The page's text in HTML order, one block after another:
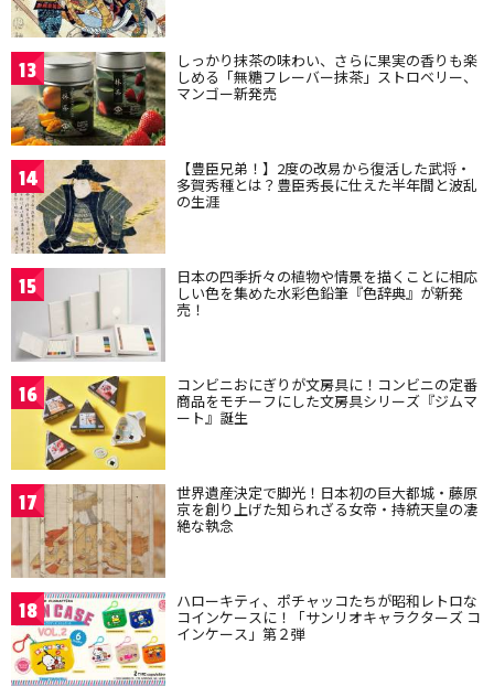
13 しっかり抹茶の味わい、さらに果実の香りも楽
しめる「無糖フレーバー抹茶」ストロベリー、
マンゴー新発売
14 【豊臣兄弟！】2度の改易から復活した武将・
多賀秀種とは？豊臣秀長に仕えた半年間と波乱
の生涯
15 日本の四季折々の植物や情景を描くことに相応
しい色を集めた水彩色鉛筆『色辞典』が新発
売！
16 コンビニおにぎりが文房具に！コンビニの定番
商品をモチーフにした文房具シリーズ『ジムマ
ート』誕生
17 世界遺産決定で脚光！日本初の巨大都城・藤原
京を創り上げた知られざる女帝・持統天皇の凄
絶な執念
18 ハローキティ、ポチャッコたちが昭和レトロな
コインケースに！「サンリオキャラクターズ コ
インケース」第２弾